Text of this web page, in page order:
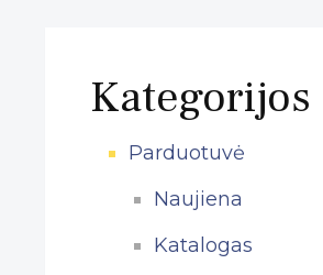
Kategorijos
Parduotuvė
Naujiena
Katalogas